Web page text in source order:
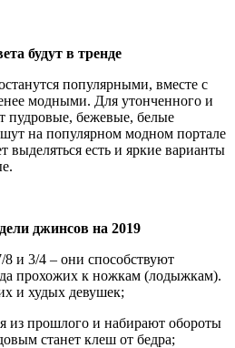
будут в тренде
популярными, вместе с
модными. Для утонченного и
пудровые, бежевые, белые
на популярном модном портале
выделяться есть и яркие варианты
джинсов на 2019
8 и 3/4 – они способствуют
прохожих к ножкам (лодыжкам).
и худых девушек;
из прошлого и набирают обороты
станет клеш от бедра;